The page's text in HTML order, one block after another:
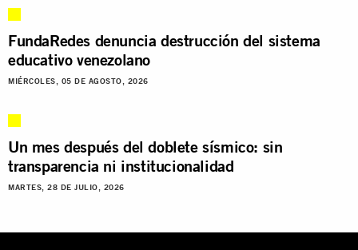
FundaRedes denuncia destrucción del sistema
educativo venezolano
MIÉRCOLES, 05 DE AGOSTO, 2026
Un mes después del doblete sísmico: sin
transparencia ni institucionalidad
MARTES, 28 DE JULIO, 2026